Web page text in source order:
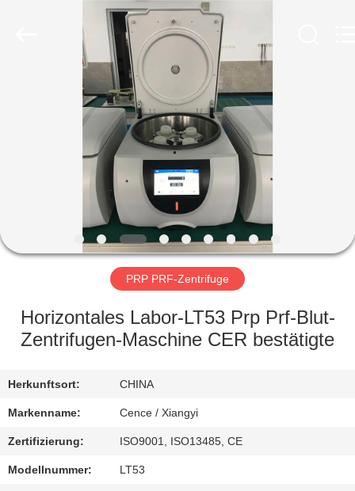
PRODUKTE
UNS
WERKSBESICHTIGUNG
QUALITÄTSKONTROLLE
KONTAKT
MIT
UNS
PRP PRF-Zentrifuge
Horizontales Labor-LT53 Prp Prf-Blut-
Zentrifugen-Maschine CER bestätigte
Herkunftsort: CHINA
Markenname: Cence / Xiangyi
Zertifizierung: ISO9001, ISO13485, CE
Modellnummer: LT53